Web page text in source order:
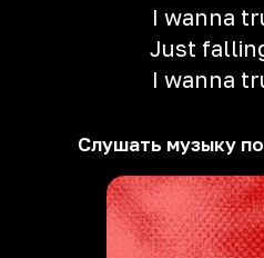
I wanna
Just
I wanna
Слушать музыку